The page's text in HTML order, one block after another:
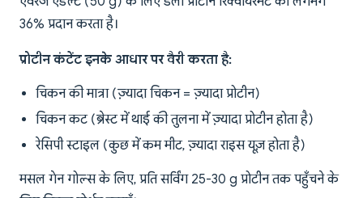
36% प्रदान करता है।
प्रोटीन कंटेंट इनके आधार पर वैरी करता है:
चिकन की मात्रा (ज़्यादा चिकन = ज़्यादा प्रोटीन)
चिकन कट (ब्रेस्ट में थाई की तुलना में ज़्यादा प्रोटीन होता है)
रेसिपी स्टाइल (कुछ में कम मीट, ज़्यादा राइस यूज़ होता है)
मसल गेन गोल्स के लिए, प्रति सर्विंग 25-30 g प्रोटीन तक पहुँचने के